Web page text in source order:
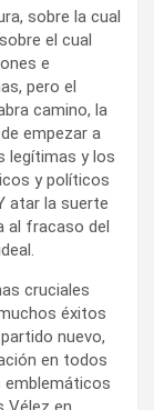
sobre la cual
el cual
e
pero el
camino, la
empezar a
legítimas y los
y políticos
atar la suerte
al fracaso del
cruciales
éxitos
nuevo,
en todos
emblemáticos